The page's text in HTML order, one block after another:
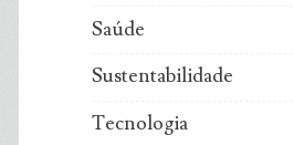
Saúde
Sustentabilidade
Tecnologia